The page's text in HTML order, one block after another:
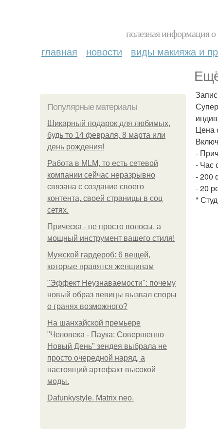
полезная информация
главная новости виды макияжа и
Популярные материалы
Шикарный подарок для любимых,
будь то 14 февраля, 8 марта или
день рождения!
Работа в MLM, то есть сетевой
компании сейчас неразрывно
связана с создание своего
контента, своей страницы в соц
сетях.
Прическа - не просто волосы, а
мощный инструмент вашего стиля!
Мужской гардероб: 6 вещей,
которые нравятся женщинам
"Эффект Неузнаваемости": почему
новый образ певицы вызвал споры
о гранях возможного?
На шанхайской премьере
"Человека - Паука: Совершенно
Новый День" зендея выбрала не
просто очередной наряд, а
настоящий артефакт высокой
моды.
Dafunkystyle. Matrix neo.
Цена
-
- Час
- 200
- 20
*